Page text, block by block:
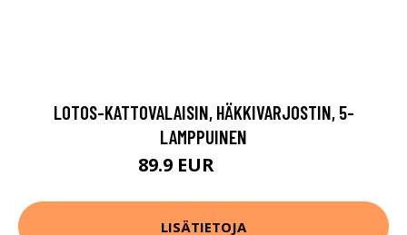
LOTOS-KATTOVALAISIN, HÄKKIVARJOSTIN, 5-
LAMPPUINEN
89.9 EUR
LISÄTIETOJA